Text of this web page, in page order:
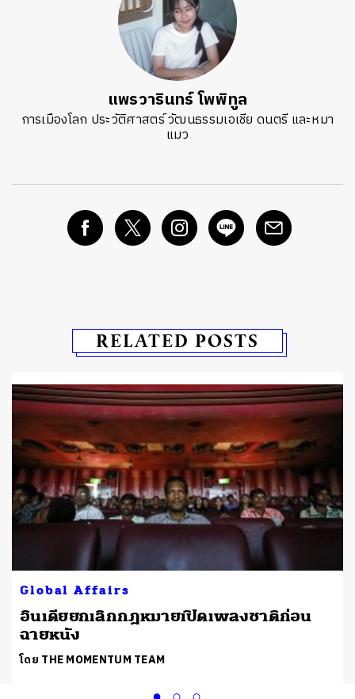
แพรวารินทร์ โพพิทูล
การเมืองโลก ประวัติศาสตร์ วัฒนธรรมเอเชีย ดนตรี และหมา
แมว
RELATED POSTS
Global Affairs
อินเดียยกเลิกกฎหมายเปิดเพลงชาติก่อน
ฉายหนัง
โดย THE MOMENTUM TEAM